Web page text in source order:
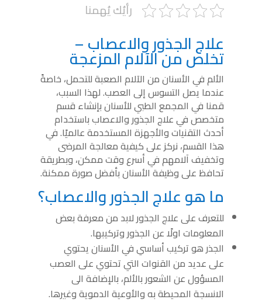
رأيُك يُهمنا
علاج الجذور والاعصاب –
تخلص من الآلام المزعجة
الألم في الأسنان من الآلام الصعبة للتحمل، خاصةً
عندما يصل التسوس إلى العصب. لهذا السبب،
قمنا في المجمع الطبي للأسنان بإنشاء قسم
متخصص في علاج الجذور والاعصاب باستخدام
أحدث التقنيات والأجهزة المستخدمة عالميًا. في
هذا القسم، نركز على كيفية معالجة المرضى
وتخفيف آلامهم في أسرع وقت ممكن، وبطريقة
تحافظ على وظيفة الأسنان بأفضل صورة ممكنة.
ما هو علاج الجذور والاعصاب؟
للتعرف على علاج الجذور لابد من معرفة بعض
المعلومات اولًا عن الجذور وتركيبها.
الجذر هو تركيب أساسي في الأسنان يحتوي
على عديد من القنوات التي تحتوي على العصب
المسؤول عن الشعور بالألم، بالإضافة الى
الانسجة المحيطة به والأوعية الدموية وغيرها.